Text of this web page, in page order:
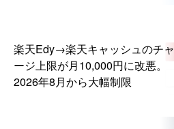
楽天Edy→楽天キャッシュのチャ
ージ上限が月10,000円に改悪。
2026年8月から大幅制限